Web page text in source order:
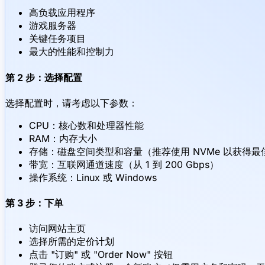
高负载应用程序
游戏服务器
关键任务项目
最大的性能和控制力
第 2 步：选择配置
选择配置时，请考虑以下参数：
CPU：核心数和处理器性能
RAM：内存大小
存储：磁盘空间类型和容量（推荐使用 NVMe 以获得最
带宽：互联网通道速度（从 1 到 200 Gbps）
操作系统：Linux 或 Windows
第 3 步：下单
访问网站主页
选择所需的定价计划
点击 "订购" 或 "Order Now" 按钮